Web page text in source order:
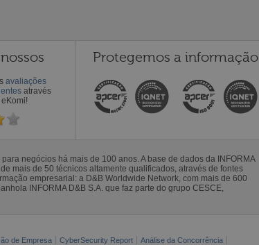
avaliações
através
Protegemos a informação
negócios há mais de 100 anos. A base de dados da INFORMA
mais de 50 técnicos altamente qualificados, através de fontes
empresarial: a D&B Worldwide Network, com mais de 600
INFORMA D&B S.A. que faz parte do grupo CESCE,
de Empresa CyberSecurity Report
Análise da Concorrência